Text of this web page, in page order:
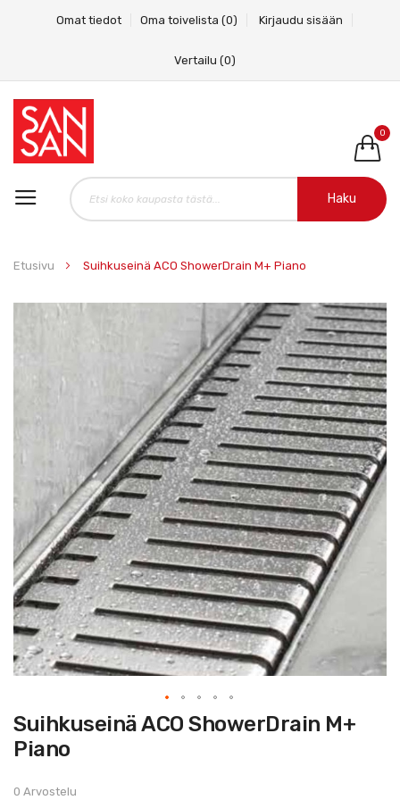
Omat tiedot Oma toivelista (0) Kirjaudu sisään
Vertailu (0)
0
Haku
Etusivu Suihkuseinä ACO ShowerDrain M+ Piano
Skip
of
images
Skip
to
the
beginning
images
Suihkuseinä ACO ShowerDrain M+
Piano
0 Arvostelu